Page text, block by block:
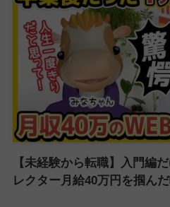
【未経験から転職】入門編
レクター月給40万円を掴ん